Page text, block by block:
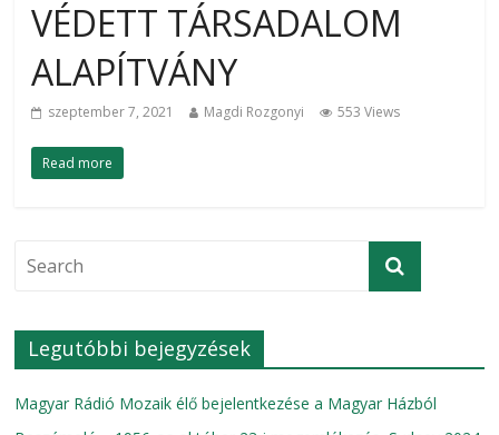
VÉDETT TÁRSADALOM
ALAPÍTVÁNY
szeptember 7, 2021 Magdi Rozgonyi 553 Views
Read more
Legutóbbi bejegyzések
Magyar Rádió Mozaik élő bejelentkezése a Magyar Házból